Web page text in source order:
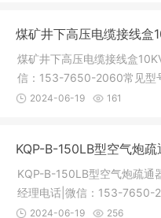
规型号：KQP-B-50KQP
煤矿井下高压电缆接线盒
煤矿井下高压电缆接线盒
信：153-7650-2060常见型
200/6-2G、3G BHG1-200/
四通规格全，橡套电缆用，
2024-06-19 161
KQP-B-150LB型空气炮
KQP-B-150LB型空气炮疏通
经理电话|微信：153-7650-
气炮破拱器|电厂热电厂空气
2024-06-19 256